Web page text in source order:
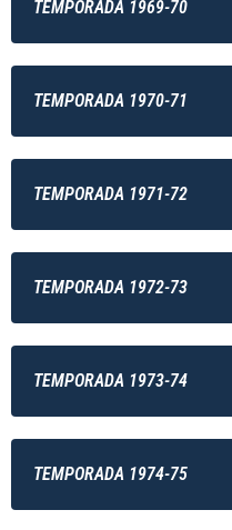
TEMPORADA 1969-70
TEMPORADA 1970-71
TEMPORADA 1971-72
TEMPORADA 1972-73
TEMPORADA 1973-74
TEMPORADA 1974-75